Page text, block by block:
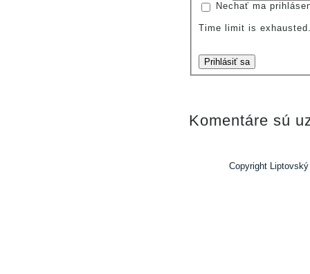
Nechať ma
Time limit is
Prihlásiť sa
Komentáre sú
Copyright